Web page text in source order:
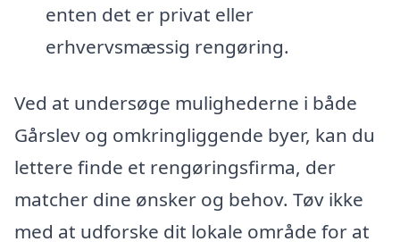
enten det er privat eller
erhvervsmæssig rengøring.
Ved at undersøge mulighederne i både
Gårslev og omkringliggende byer, kan du
lettere finde et rengøringsfirma, der
matcher dine ønsker og behov. Tøv ikke
med at udforske dit lokale område for at